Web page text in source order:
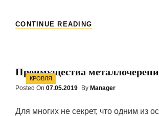
CONTINUE READING
QUEEN
Categories
КРОВЛЯ
Преимущества
Posted On Posted
07.05.2019 By Manager
Для многих не секрет, что одним из